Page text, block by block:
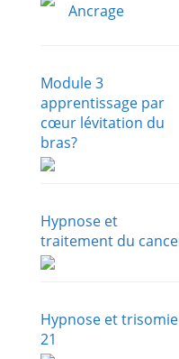
Ancrage
Module 3
apprentissage par
cœur lévitation du
bras?
Hypnose et
traitement du
Hypnose et trisomie
21